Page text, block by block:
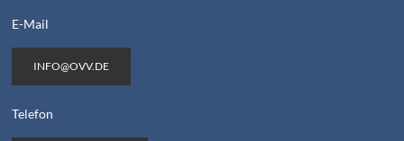
E-Mail
INFO@OVV.DE
Telefon